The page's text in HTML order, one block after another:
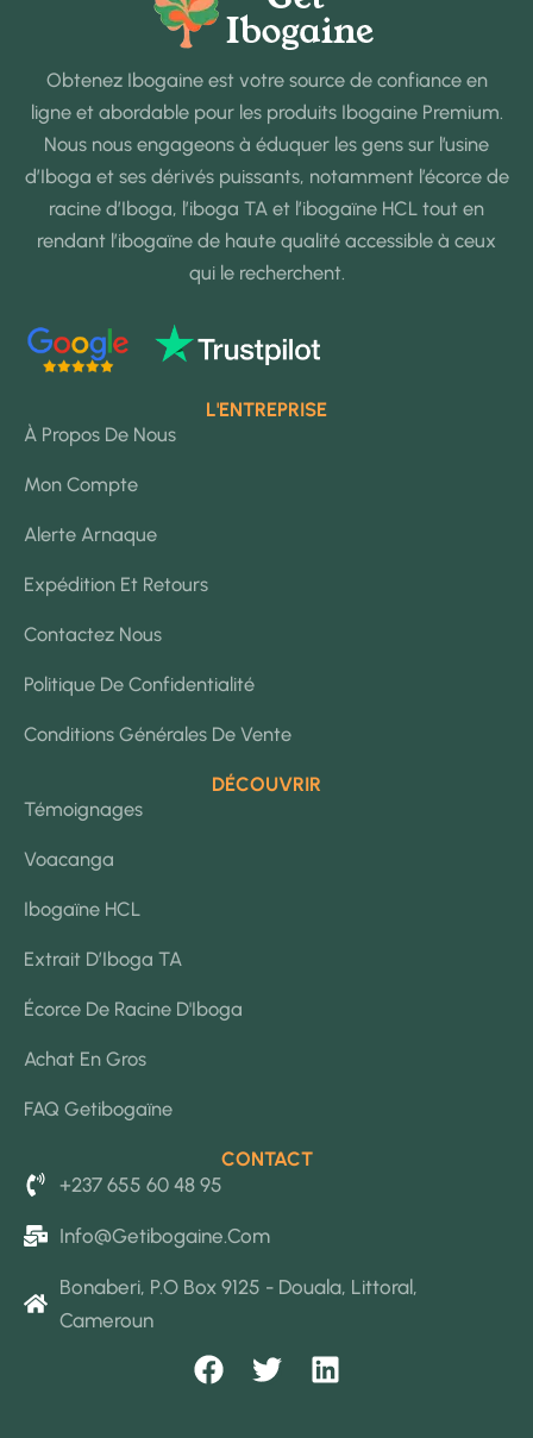
Obtenez Ibogaine est votre source de confiance en
ligne et abordable pour les produits Ibogaine Premium.
Nous nous engageons à éduquer les gens sur l’usine
d’Iboga et ses dérivés puissants, notamment l’écorce de
racine d’Iboga, l’iboga TA et l’ibogaïne HCL tout en
rendant l’ibogaïne de haute qualité accessible à ceux
qui le recherchent.
L'ENTREPRISE
À Propos De Nous
Mon Compte
Alerte Arnaque
Expédition Et Retours
Contactez Nous
Politique De Confidentialité
Conditions Générales De Vente
DÉCOUVRIR
Témoignages
Voacanga
Ibogaïne HCL
Extrait D’Iboga TA
Écorce De Racine D'Iboga
Achat En Gros
FAQ Getibogaïne
CONTACT
+237 655 60 48 95
Info@getibogaine.com
Bonaberi, P.O Box 9125 - Douala, Littoral,
Cameroun
F
T
L